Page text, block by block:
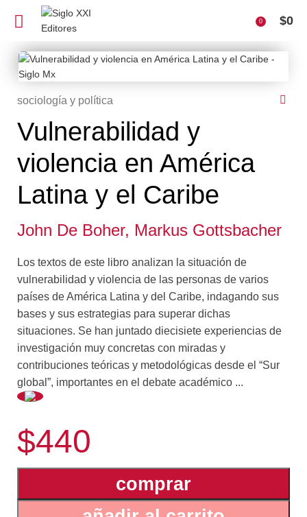
0 $0
sociología y política
Vulnerabilidad y
violencia en América
Latina y el Caribe
John De Boher, Markus Gottsbacher
Los textos de este libro analizan la situación de
vulnerabilidad y violencia de las personas de varios
países de América Latina y del Caribe, indagando sus
bases y sus estrategias para superar dichas
situaciones. Se han juntado diecisiete experiencias de
investigación muy concretas con miradas y
contribuciones teóricas y metodológicas desde el “Sur
global”, importantes en el debate académico ...
construido conocimiento sobre las poblaciones en
cuestión y, en algunos casos, conjuntamente con las
tradicionalmente estado-céntrica que, al respecto,
existe sobre el tema. No se niega la importancia del rol
$440
comprar